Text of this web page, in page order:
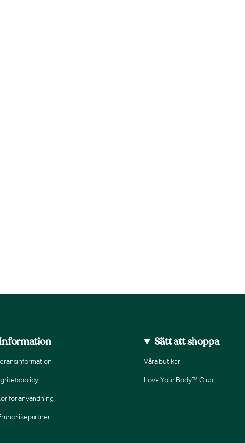
Information
för användning
Sätt att shoppa
Våra butiker
Love Your Body™ Club